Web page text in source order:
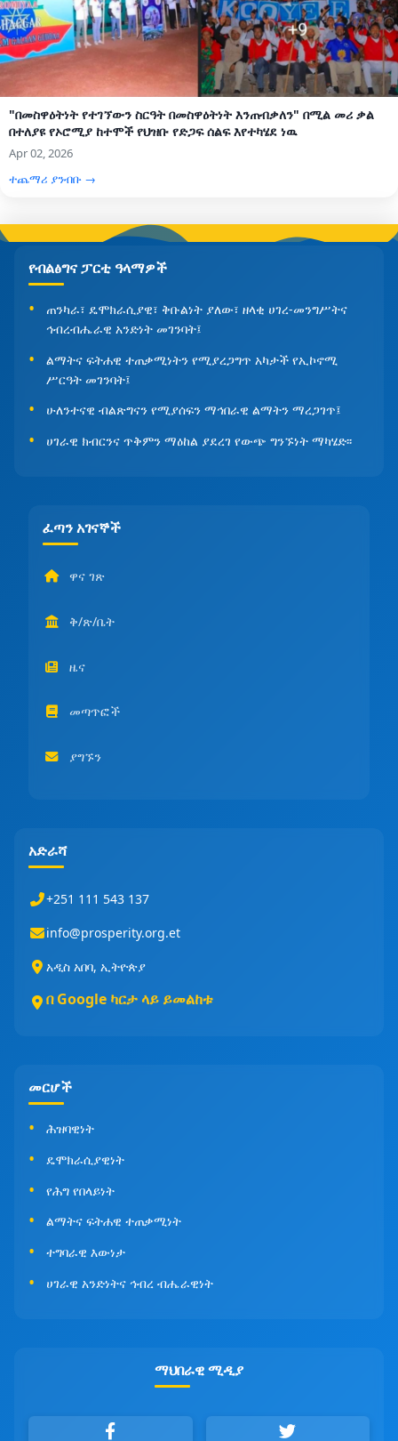
"በመስዋዕትነት የተገኘውን ስርዓት በመስዋዕትነት እንጠብቃለን" በሚል መሪ ቃል
በተለያዩ የኦሮሚያ ከተሞች የህዝቡ የድጋፍ ሰልፍ እየተካሄደ ነዉ
Apr 02, 2026
ተጨማሪ ያንብቡ →
የብልፅግና ፓርቲ ዓላማዎች
ጠንካራ፣ ዴሞክራሲያዊ፣ ቅቡልነት ያለው፣ ዘላቂ ሀገረ-መንግሥትና
ኅብረብሔራዊ አንድነት መገንባት፤
ልማትና ፍትሐዊ ተጠቃሚነትን የሚያረጋግጥ አካታች የኢኮኖሚ
ሥርዓት መገንባት፤
ሁለንተናዊ ብልጽግናን የሚያሰፍን ማኅበራዊ ልማትን ማረጋገጥ፤
ሀገራዊ ክብርንና ጥቅምን ማዕከል ያደረገ የውጭ ግንኙነት ማካሄድ፡፡
ፈጣን አገናኞች
ዋና ገጽ
ቅ/ጽ/ቤት
ዜና
መጣጥፎች
ያግኙን
አድራሻ
+251 111 543 137
info@prosperity.org.et
አዲስ አበባ, ኢትዮጵያ
በ Google ካርታ ላይ ይመልከቱ
መርሆች
ሕዝባዊነት
ዴሞክራሲያዊነት
የሕግ የበላይነት
ልማትና ፍትሐዊ ተጠቃሚነት
ተግባራዊ እውነታ
ሀገራዊ አንድነትና ኅብረ ብሔራዊነት
ማህበራዊ ሚዲያ